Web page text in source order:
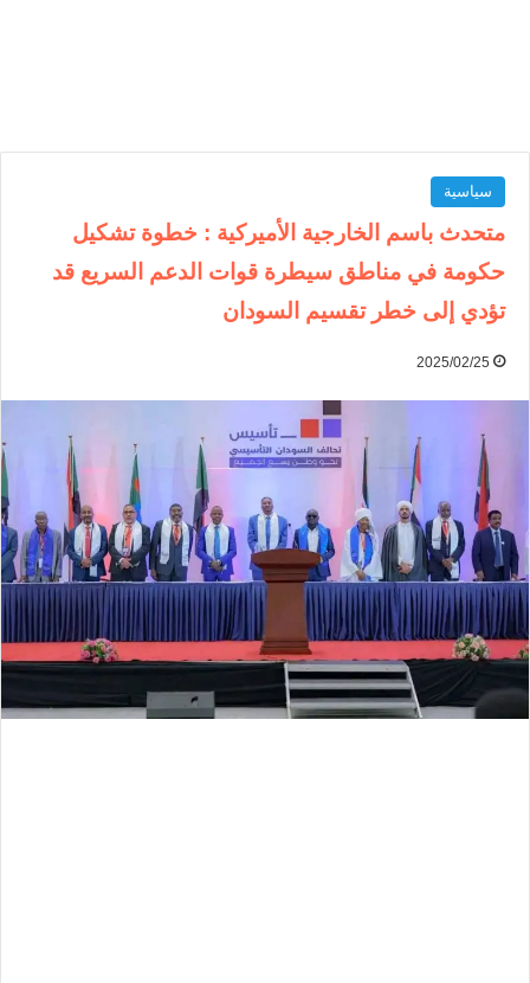
سياسية
متحدث باسم الخارجية الأميركية : خطوة تشكيل
حكومة في مناطق سيطرة قوات الدعم السريع قد
تؤدي إلى خطر تقسيم السودان
2025/02/25